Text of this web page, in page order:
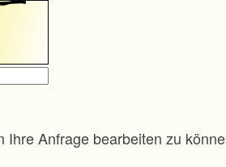
Anfrage bearbeiten zu